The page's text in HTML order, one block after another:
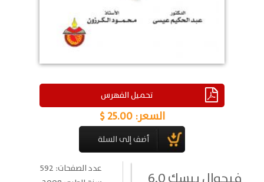
تحميل الفهرس
السعر:25.00 $
عدد الصفحات: 592